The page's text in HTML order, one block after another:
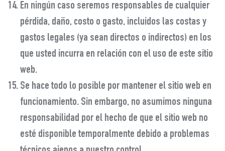
En ningún caso seremos responsables de cualquier
pérdida, daño, costo o gasto, incluidos las costas y
gastos legales (ya sean directos o indirectos) en los
que usted incurra en relación con el uso de este sitio
web.
Se hace todo lo posible por mantener el sitio web en
funcionamiento. Sin embargo, no asumimos ninguna
responsabilidad por el hecho de que el sitio web no
esté disponible temporalmente debido a problemas